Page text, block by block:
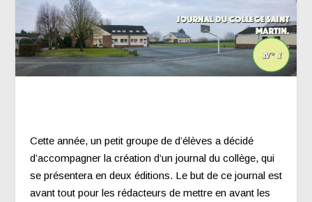
Cette année, un petit groupe de d’élèves a décidé
d’accompagner la création d’un journal du collège, qui
se présentera en deux éditions. Le but de ce journal est
avant tout pour les rédacteurs de mettre en avant les